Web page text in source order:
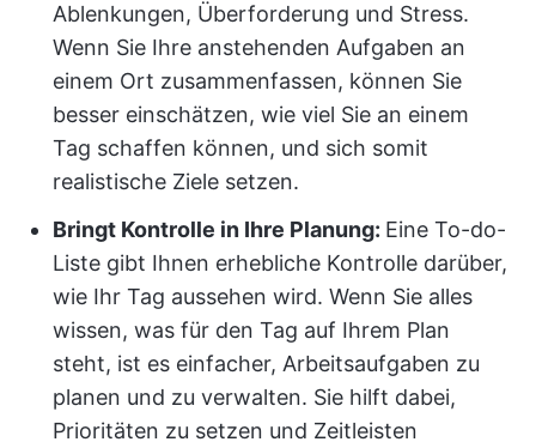
Ablenkungen, Überforderung und Stress.
Wenn Sie Ihre anstehenden Aufgaben an
einem Ort zusammenfassen, können Sie
besser einschätzen, wie viel Sie an einem
Tag schaffen können, und sich somit
realistische Ziele setzen.
Bringt Kontrolle in Ihre Planung: Eine To-do-
Liste gibt Ihnen erhebliche Kontrolle darüber,
wie Ihr Tag aussehen wird. Wenn Sie alles
wissen, was für den Tag auf Ihrem Plan
steht, ist es einfacher, Arbeitsaufgaben zu
planen und zu verwalten. Sie hilft dabei,
Prioritäten zu setzen und Zeitleisten